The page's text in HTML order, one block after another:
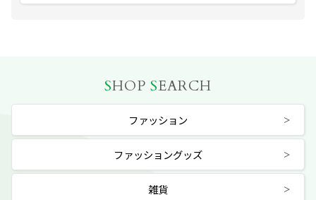
SHOP SEARCH
ファッション
ファッショングッズ
雑貨